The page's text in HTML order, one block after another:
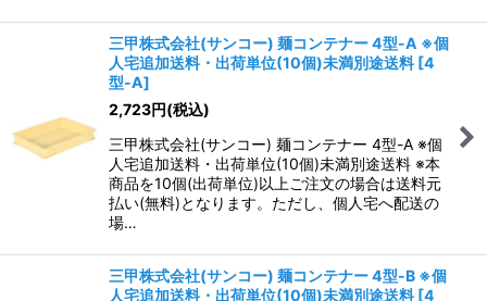
三甲株式会社(サンコー) 麺コンテナー 4型-A ※個
人宅追加送料・出荷単位(10個)未満別途送料 [4
型-A]
2,723円(税込)
三甲株式会社(サンコー) 麺コンテナー 4型-A ※個
人宅追加送料・出荷単位(10個)未満別途送料 ※本
商品を10個(出荷単位)以上ご注文の場合は送料元
払い(無料)となります。ただし、個人宅へ配送の
場…
三甲株式会社(サンコー) 麺コンテナー 4型-B ※個
人宅追加送料・出荷単位(10個)未満別途送料 [4